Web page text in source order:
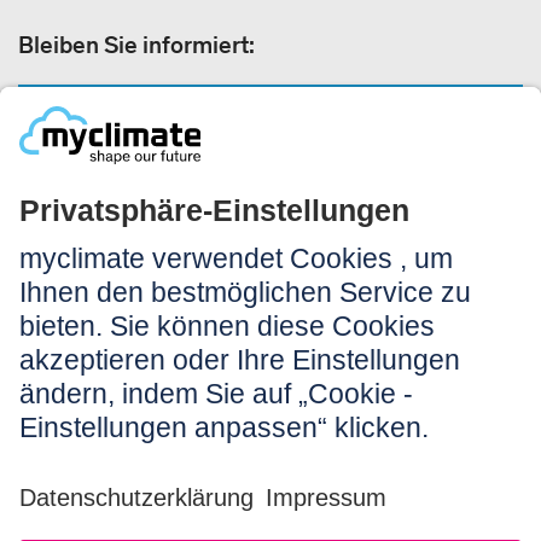
Bleiben Sie informiert:
Rechtliches:
Impressum
Nutzungshinweis
AGB
Datenschutz
Barrierefreiheit